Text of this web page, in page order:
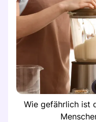
Wie gefährlich ist